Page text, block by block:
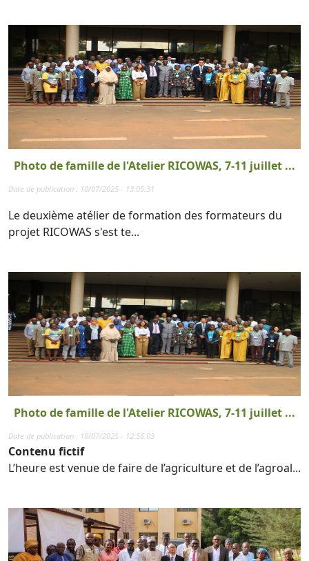
Photo de famille de l'Atelier RICOWAS, 7-11 juillet ...
Date de publication : 10/07/2025 - 13:05:31
Le deuxième atélier de formation des formateurs du
projet RICOWAS s'est te...
Photo de famille de l'Atelier RICOWAS, 7-11 juillet ...
Date de publication : 10/07/2025 - 12:56:03
Contenu fictif
L’heure est venue de faire de l’agriculture et de l’agroal...